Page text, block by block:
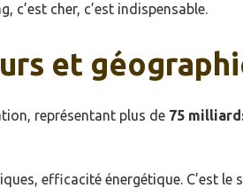
c’est cher, c’est indispensable.
et
représentant plus de 75
efficacité énergétique. C’est